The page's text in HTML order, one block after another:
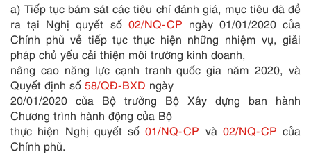
a) Tiếp tục bám sát các tiêu chí đánh giá, mục tiêu đã đề
ra tại Nghị quyết số 02/NQ-CP ngày 01/01/2020 của
Chính phủ về tiếp tục thực hiện những nhiệm vụ, giải
pháp chủ yếu cải thiện môi trường kinh doanh,
nâng cao năng lực cạnh tranh quốc gia năm 2020, và
Quyết định số 58/QĐ-BXD ngày
20/01/2020 của Bộ trưởng Bộ Xây dựng ban hành
Chương trình hành động của Bộ
thực hiện Nghị quyết số01/NQ-CP và 02/NQ-CP của
Chính phủ.